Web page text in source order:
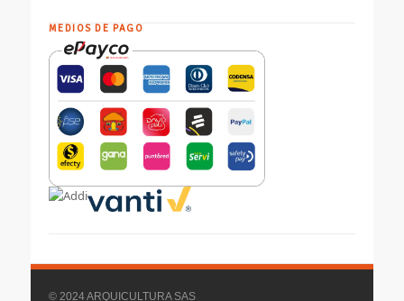
MEDIOS DE PAGO
© 2024 ARQUICULTURA SAS